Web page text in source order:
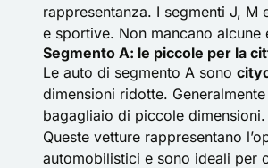
rappresentanza. I segmenti J,
e sportive. Non mancano
Segmento A: le piccole per la
Le auto di segmento A sono
dimensioni ridotte.
bagagliaio di piccole dimensioni.
Queste vetture rappresentano
automobilistici e sono ideali per